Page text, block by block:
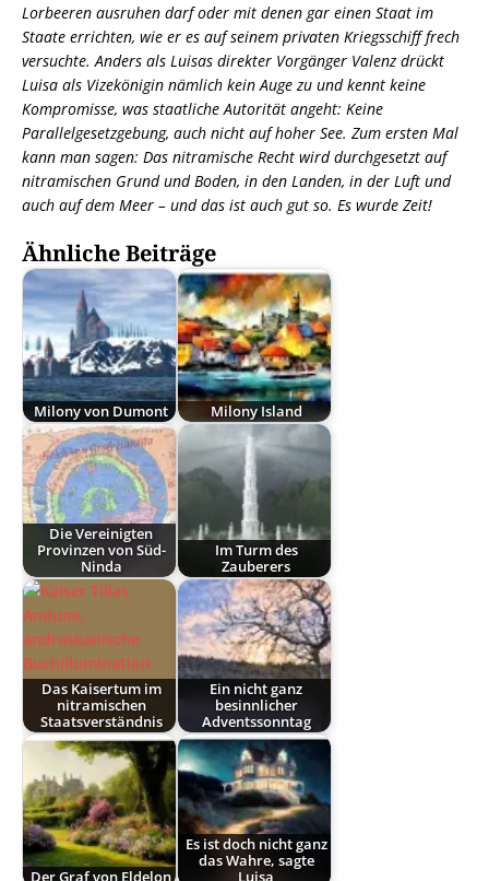
Lorbeeren ausruhen darf oder mit denen gar einen Staat im
Staate errichten, wie er es auf seinem privaten Kriegsschiff frech
versuchte. Anders als Luisas direkter Vorgänger Valenz drückt
Luisa als Vizekönigin nämlich kein Auge zu und kennt keine
Kompromisse, was staatliche Autorität angeht: Keine
Parallelgesetzgebung, auch nicht auf hoher See. Zum ersten Mal
kann man sagen: Das nitramische Recht wird durchgesetzt auf
nitramischen Grund und Boden, in den Landen, in der Luft und
auch auf dem Meer – und das ist auch gut so. Es wurde Zeit!
Ähnliche Beiträge
Milony von Dumont Milony Island
Die Vereinigten
Provinzen von Süd-
Ninda
Im Turm des
Zauberers
Das Kaisertum im
nitramischen
Staatsverständnis
Ein nicht ganz
besinnlicher
Adventssonntag
Der Graf von Eldelon
Es ist doch nicht ganz
das Wahre, sagte
Luisa